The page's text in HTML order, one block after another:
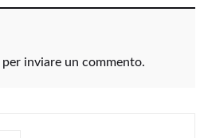
per inviare un commento.